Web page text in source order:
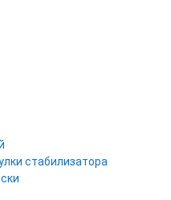
стабилизатора